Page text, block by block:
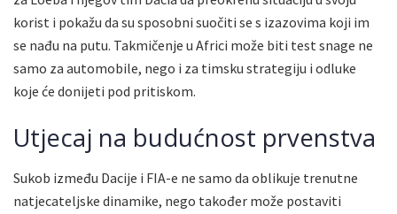
korist i pokažu da su sposobni suočiti se s izazovima koji im
se nađu na putu. Takmičenje u Africi može biti test snage ne
samo za automobile, nego i za timsku strategiju i odluke
koje će donijeti pod pritiskom.
Utjecaj na budućnost prvenstva
Sukob između Dacije i FIA-e ne samo da oblikuje trenutne
natjecateljske dinamike, nego također može postaviti